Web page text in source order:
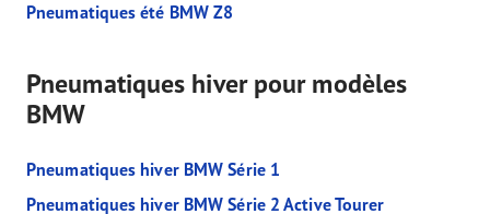
Pneumatiques été BMW Z8
Pneumatiques hiver pour modèles
BMW
Pneumatiques hiver BMW Série 1
Pneumatiques hiver BMW Série 2 Active Tourer